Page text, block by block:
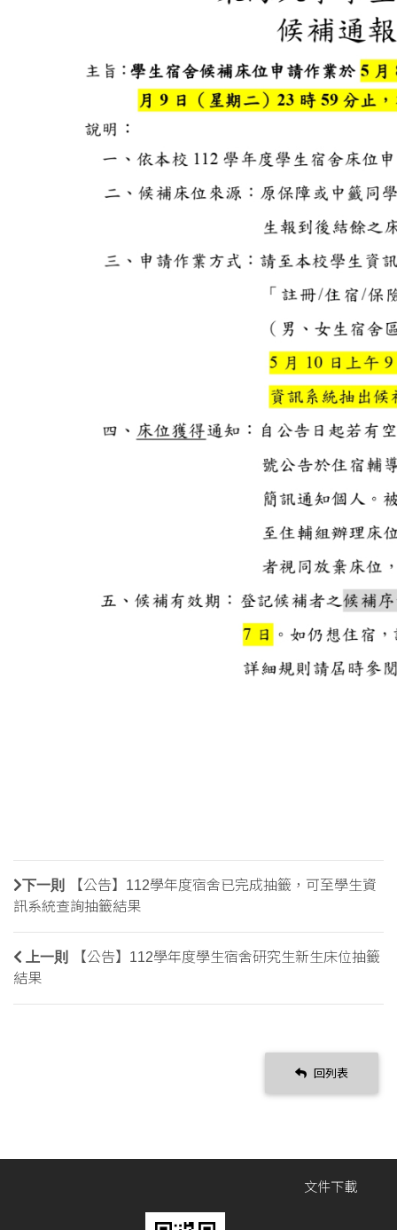
下一則
【公告】112學年度宿舍已完成抽籤，可至學生資
訊系統查詢抽籤結果
上一則
【公告】112學年度學生宿舍研究生新生床位抽籤
結果
回列表
文件下載